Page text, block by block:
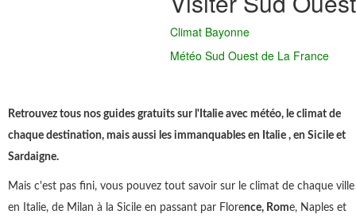
Climat Bayonne
Météo Sud Ouest de La France
Retrouvez tous nos guides gratuits sur l'Italie avec météo, le climat de
chaque destination, mais aussi les immanquables en Italie , en Sicile et
Sardaigne.
Mais c'est pas fini, vous pouvez tout savoir sur le climat de chaque ville
en Italie, de Milan à la Sicile en passant par Florence, Rome, Naples et